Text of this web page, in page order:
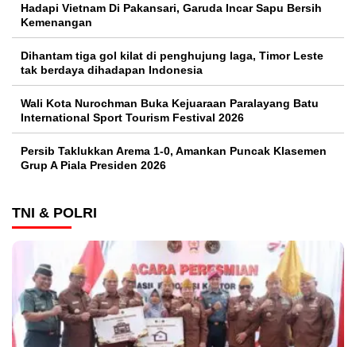
Hadapi Vietnam Di Pakansari, Garuda Incar Sapu Bersih
Kemenangan
Dihantam tiga gol kilat di penghujung laga, Timor Leste
tak berdaya dihadapan Indonesia
Wali Kota Nurochman Buka Kejuaraan Paralayang Batu
International Sport Tourism Festival 2026
Persib Taklukkan Arema 1-0, Amankan Puncak Klasemen
Grup A Piala Presiden 2026
TNI & POLRI